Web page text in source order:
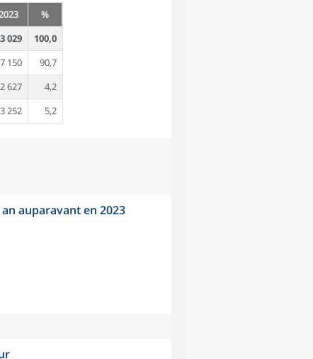
%
029
100,0
150
90,7
2 627
4,2
3 252
5,2
auparavant en 2023